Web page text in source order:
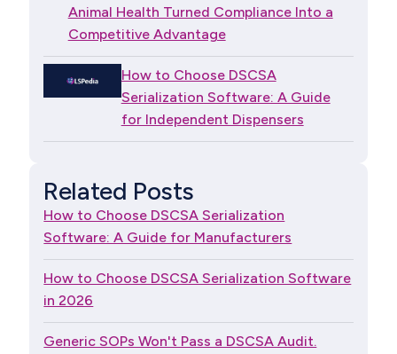
Animal Health Turned Compliance Into a
Competitive Advantage
How to Choose DSCSA
Serialization Software: A Guide
for Independent Dispensers
Related Posts
How to Choose DSCSA Serialization
Software: A Guide for Manufacturers
How to Choose DSCSA Serialization Software
in 2026
Generic SOPs Won't Pass a DSCSA Audit.